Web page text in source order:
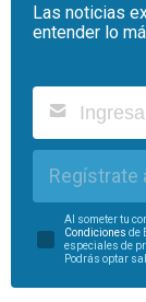
Las noticias
entender lo
Regístrate
Al someter tu
Condiciones de
especiales de
Podrás optar